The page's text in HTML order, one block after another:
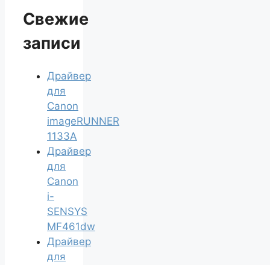
Свежие
записи
Драйвер
для
Canon
imageRUNNER
1133A
Драйвер
для
Canon
i-
SENSYS
MF461dw
Драйвер
для